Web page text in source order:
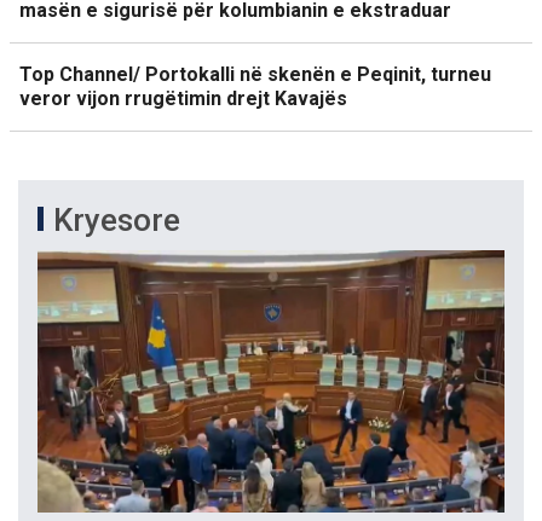
masën e sigurisë për kolumbianin e ekstraduar
Top Channel/ Portokalli në skenën e Peqinit, turneu
veror vijon rrugëtimin drejt Kavajës
Kryesore